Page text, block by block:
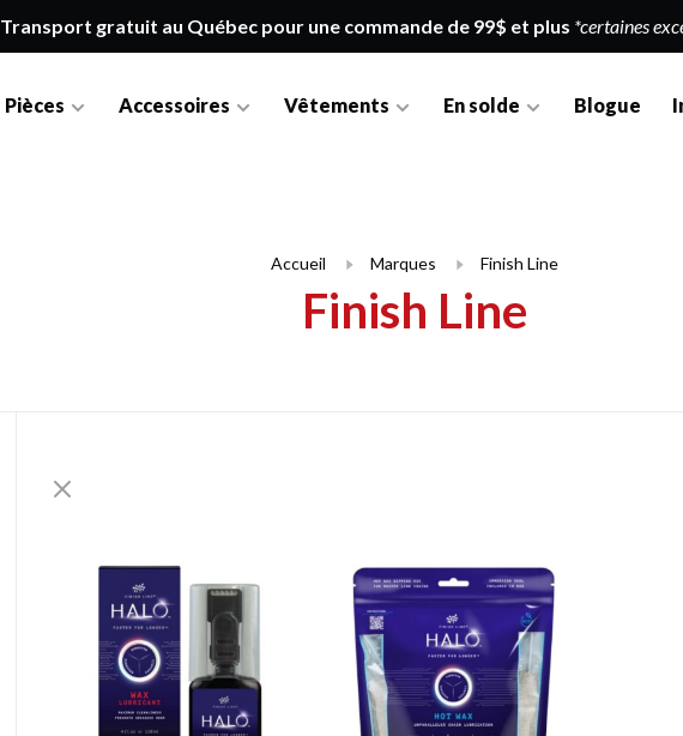
Transport gratuit au Québec pour une commande de 99$ et plus *certaines
Pièces Accessoires Vêtements En solde Blogue
Accueil Marques Finish Line
Finish Line